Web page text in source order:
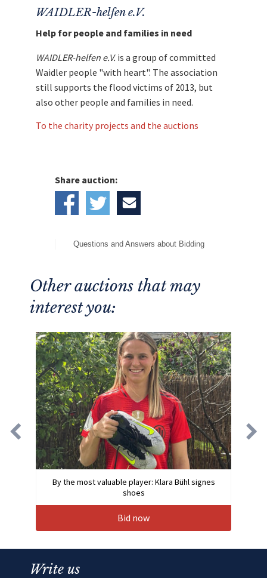
WAIDLER-helfen e.V.
Help for people and families in need
WAIDLER-helfen e.V. is a group of committed
Waidler people "with heart". The association
still supports the flood victims of 2013, but
also other people and families in need.
To the charity projects and the auctions
Share auction:
Questions and Answers about Bidding
Other auctions that may
interest you:
By the most valuable player: Klara Bühl signes
shoes
Bid now
Write us